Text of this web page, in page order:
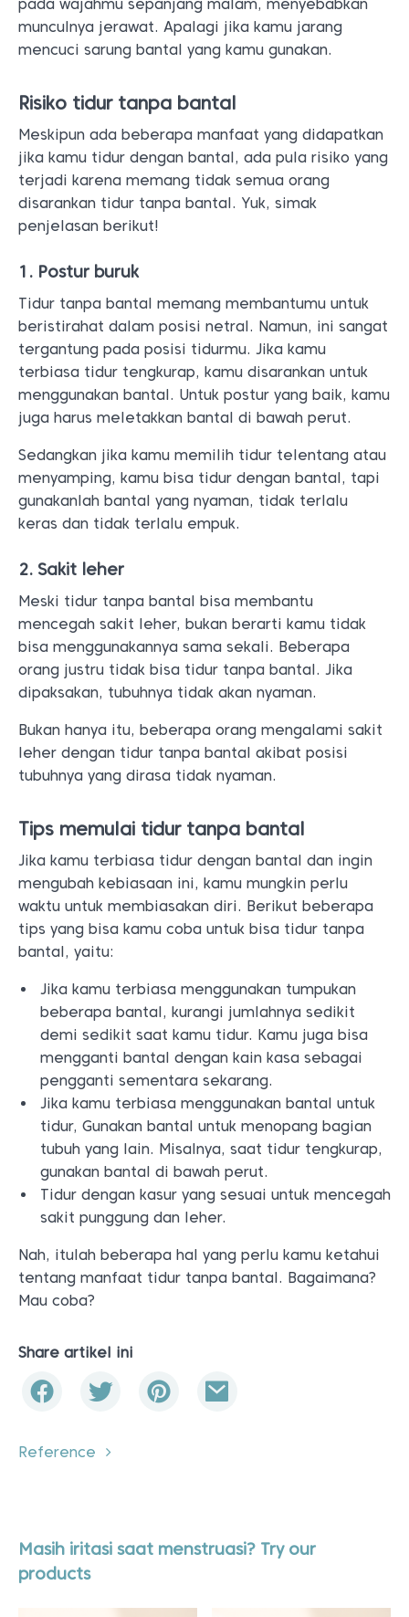
pada wajahmu sepanjang malam, menyebabkan
munculnya jerawat. Apalagi jika kamu jarang
mencuci sarung bantal yang kamu gunakan.
Risiko tidur tanpa bantal
Meskipun ada beberapa manfaat yang didapatkan
jika kamu tidur dengan bantal, ada pula risiko yang
terjadi karena memang tidak semua orang
disarankan tidur tanpa bantal. Yuk, simak
penjelasan berikut!
1. Postur buruk
Tidur tanpa bantal memang membantumu untuk
beristirahat dalam posisi netral. Namun, ini sangat
tergantung pada posisi tidurmu. Jika kamu
terbiasa tidur tengkurap, kamu disarankan untuk
menggunakan bantal. Untuk postur yang baik, kamu
juga harus meletakkan bantal di bawah perut.
Sedangkan jika kamu memilih tidur telentang atau
menyamping, kamu bisa tidur dengan bantal, tapi
gunakanlah bantal yang nyaman, tidak terlalu
keras dan tidak terlalu empuk.
2. Sakit leher
Meski tidur tanpa bantal bisa membantu
mencegah sakit leher, bukan berarti kamu tidak
bisa menggunakannya sama sekali. Beberapa
orang justru tidak bisa tidur tanpa bantal. Jika
dipaksakan, tubuhnya tidak akan nyaman.
Bukan hanya itu, beberapa orang mengalami sakit
leher dengan tidur tanpa bantal akibat posisi
tubuhnya yang dirasa tidak nyaman.
Tips memulai tidur tanpa bantal
Jika kamu terbiasa tidur dengan bantal dan ingin
mengubah kebiasaan ini, kamu mungkin perlu
waktu untuk membiasakan diri. Berikut beberapa
tips yang bisa kamu coba untuk bisa tidur tanpa
bantal, yaitu:
Jika kamu terbiasa menggunakan tumpukan
beberapa bantal, kurangi jumlahnya sedikit
demi sedikit saat kamu tidur. Kamu juga bisa
mengganti bantal dengan kain kasa sebagai
pengganti sementara sekarang.
Jika kamu terbiasa menggunakan bantal untuk
tidur, Gunakan bantal untuk menopang bagian
tubuh yang lain. Misalnya, saat tidur tengkurap,
gunakan bantal di bawah perut.
Tidur dengan kasur yang sesuai untuk mencegah
sakit punggung dan leher.
Nah, itulah beberapa hal yang perlu kamu ketahui
tentang manfaat tidur tanpa bantal. Bagaimana?
Mau coba?
Share artikel ini
Reference
Masih iritasi saat menstruasi? Try our
products